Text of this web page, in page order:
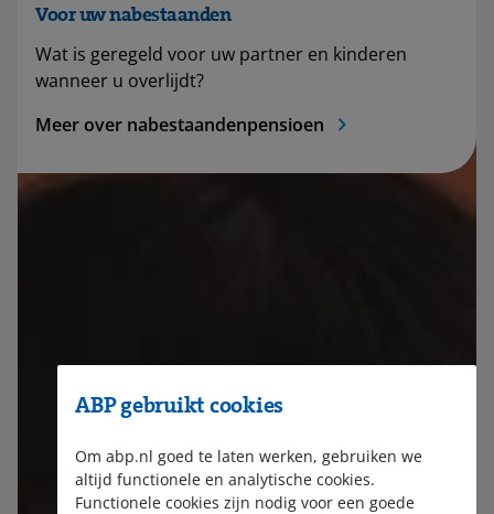
Voor uw nabestaanden
Wat is geregeld voor uw partner en kinderen
wanneer u overlijdt?
Meer over nabestaandenpensioen
ABP gebruikt cookies
Om abp.nl goed te laten werken, gebruiken we
altijd functionele en analytische cookies.
Functionele cookies zijn nodig voor een goede